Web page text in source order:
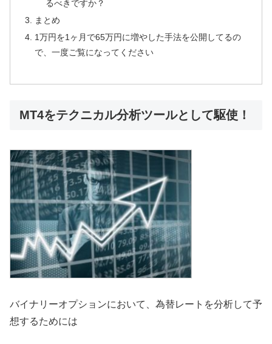
るべきですか？
まとめ
1万円を1ヶ月で65万円に増やした手法を公開してるの
で、一度ご覧になってください
MT4をテクニカル分析ツールとして駆使！
バイナリーオプションにおいて、為替レートを分析して予
想するためには